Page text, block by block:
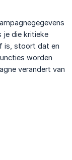
je die kritieke
is, stoort dat en
worden
verandert van